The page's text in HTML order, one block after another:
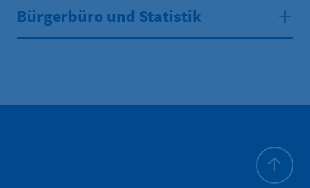
Bürgerbüro und Statistik